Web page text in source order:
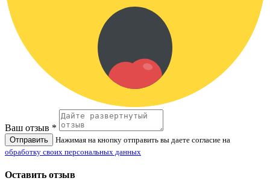
Ваш отзыв *
Отправить
Нажимая на кнопку отправить вы даете согласие на
обработку своих персональных данных
Оставить отзыв